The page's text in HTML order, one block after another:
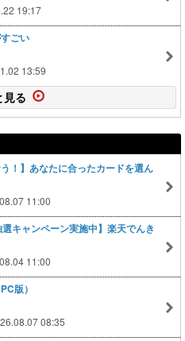
19:17
ごい
13:59
見る
！】あなたに合ったカードを選ん
11:00
キャンペーン実施中】楽天でんき
11:00
版）
08:35